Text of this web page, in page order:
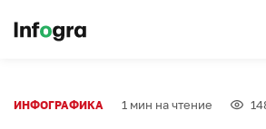
ИНФОГРАФИКА 1 мин на чтение